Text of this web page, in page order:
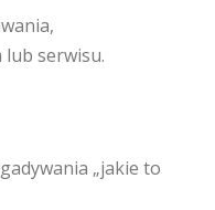
serwisu.
„jakie to